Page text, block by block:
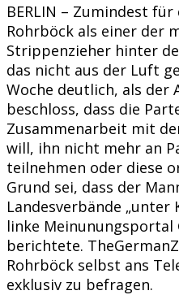
BERLIN – Zumindest
Rohrböck als einer der
Strippenzieher hinter
das nicht aus der Luft
Woche deutlich, als der
beschloss, dass die
Zusammenarbeit mit
will, ihn nicht mehr an
teilnehmen oder diese
Grund sei, dass der
Landesverbände „unter
linke Meinunungsportal
berichtete.
Rohrböck selbst ans
exklusiv zu befragen.